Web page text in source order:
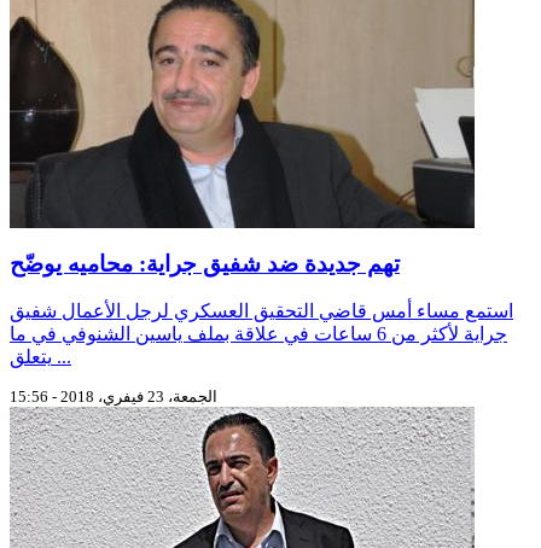
تهم جديدة ضد شفيق جراية: محاميه يوضّح
استمع مساء أمس قاضي التحقيق العسكري لرجل الأعمال شفيق
جراية لأكثر من 6 ساعات في علاقة بملف ياسين الشنوفي في ما
يتعلق ...
الجمعة، 23 فيفري، 2018 - 15:56